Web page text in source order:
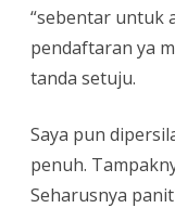
“sebentar untuk
pendaftaran ya
tanda setuju.
Saya pun
penuh.
Seharusnya